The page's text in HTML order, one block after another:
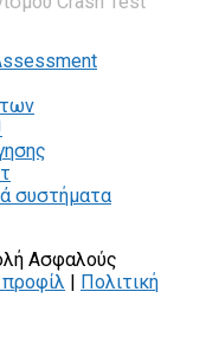
συστήματα
Ασφαλούς
προφίλ | Πολιτική